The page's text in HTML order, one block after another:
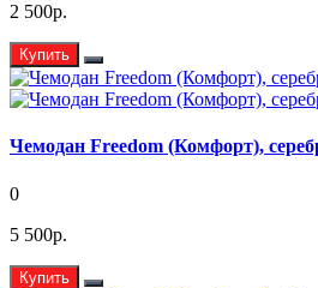
2 500р.
Купить
Чемодан Freedom (Комфорт),
0
5 500р.
Купить